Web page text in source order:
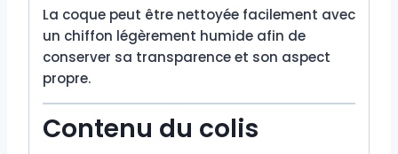
La coque peut être nettoyée facilement avec
un chiffon légèrement humide afin de
conserver sa transparence et son aspect
propre.
Contenu du colis